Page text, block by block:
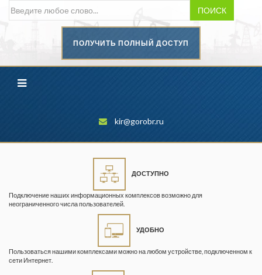
ПОИСК
ПОЛУЧИТЬ ПОЛНЫЙ ДОСТУП
kir@gorobr.ru
ДОСТУПНО
Подключение наших информационных комплексов возможно для
неограниченного числа пользователей.
УДОБНО
Пользоваться нашими комплексами можно на любом устройстве, подключенном к
сети Интернет.
промышленности
Геопрофи
Горнопромышленные ведомости